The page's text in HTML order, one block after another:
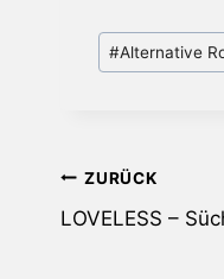
Schlagworte:
#Alternative
ZURÜCK
LOVELESS –